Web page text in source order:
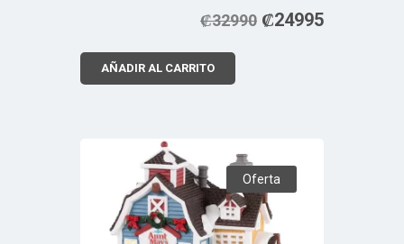
₡32990 ₡24995
AÑADIR AL CARRITO
Oferta